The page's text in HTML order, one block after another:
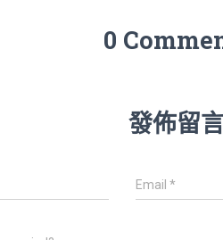
0
發佈留
Email*